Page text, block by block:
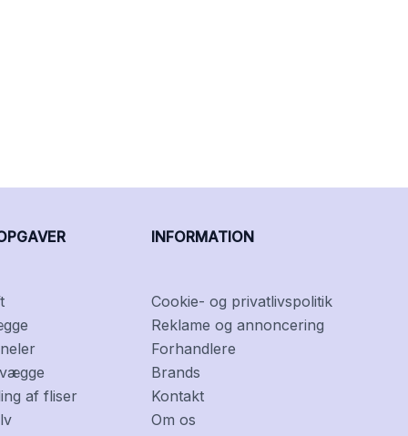
af fliser
INFORMATION
Cookie- og privatlivspolitik
Reklame og annoncering
Forhandlere
Brands
Kontakt
Om os